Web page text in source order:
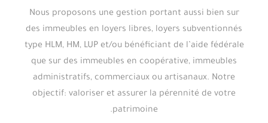
Nous proposons une gestion portant aussi bien sur
des immeubles en loyers libres, loyers subventionnés
type HLM, HM, LUP et/ou bénéficiant de l’aide fédérale
que sur des immeubles en coopérative, immeubles
administratifs, commerciaux ou artisanaux. Notre
objectif: valoriser et assurer la pérennité de votre
patrimoine.